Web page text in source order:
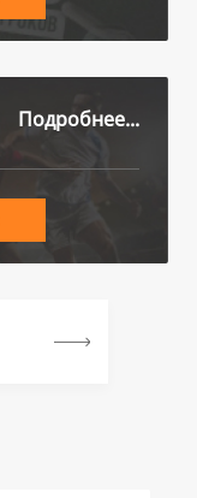
Подробнее...